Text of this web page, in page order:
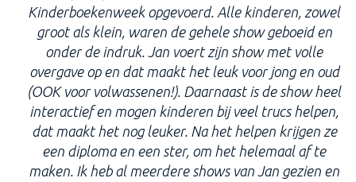
Kinderboekenweek opgevoerd. Alle kinderen, zowel
groot als klein, waren de gehele show geboeid en
onder de indruk. Jan voert zijn show met volle
overgave op en dat maakt het leuk voor jong en oud
(OOK voor volwassenen!). Daarnaast is de show heel
interactief en mogen kinderen bij veel trucs helpen,
dat maakt het nog leuker. Na het helpen krijgen ze
een diploma en een ster, om het helemaal af te
maken. Ik heb al meerdere shows van Jan gezien en